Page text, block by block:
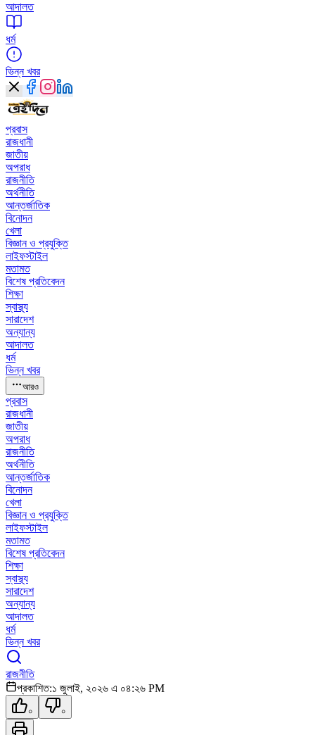
আদালত
ধর্ম
ভিন্ন খবর
প্রবাস
রাজধানী
জাতীয়
অপরাধ
রাজনীতি
অর্থনীতি
আন্তর্জাতিক
বিনোদন
খেলা
বিজ্ঞান ও প্রযুক্তি
লাইফস্টাইল
মতামত
বিশেষ প্রতিবেদন
শিক্ষা
স্বাস্থ্য
সারাদেশ
অন্যান্য
আদালত
ধর্ম
ভিন্ন খবর
আরও
প্রবাস
রাজধানী
জাতীয়
অপরাধ
রাজনীতি
অর্থনীতি
আন্তর্জাতিক
বিনোদন
খেলা
বিজ্ঞান ও প্রযুক্তি
লাইফস্টাইল
মতামত
বিশেষ প্রতিবেদন
শিক্ষা
স্বাস্থ্য
সারাদেশ
অন্যান্য
আদালত
ধর্ম
ভিন্ন খবর
রাজনীতি
প্রকাশিত:১ জুলাই, ২০২৬ এ ০৪:২৬ PM
০ ০